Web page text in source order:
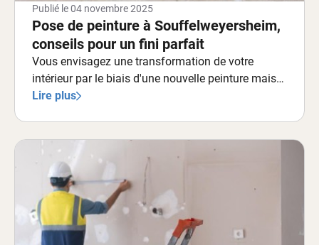
Publié le04 novembre 2025
Pose de peinture à Souffelweyersheim,
conseils pour un fini parfait
Vous envisagez une transformation de votre
intérieur par le biais d'une nouvelle peinture mais
vous êtes confronté à la complexité technique de
Lire plus